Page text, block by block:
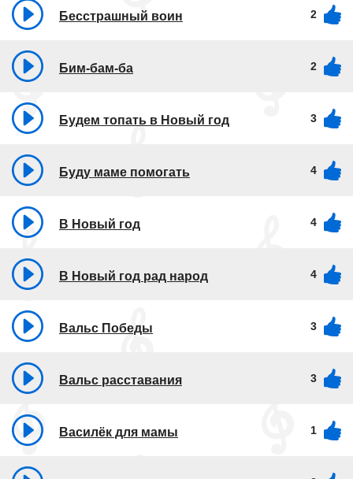
Бесстрашный воин 2
Бим-бам-ба 2
Будем топать в Новый год 3
Буду маме помогать 4
В Новый год 4
В Новый год рад народ 4
Вальс Победы 3
Вальс расставания 3
Василёк для мамы 1